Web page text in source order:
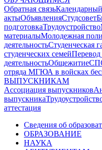
Обратная связь
актыОбъявленияСтудсовет
подготовкаТрудоустройство
материалыМолодежная
деятельностьСтуденческая
студенческих семейПеревод
деятельностьОбщежитие
отряда МГЮА в войсках
ВЫПУСКНИКАМ
Ассоциация выпускников
выпускника
аттестация
Сведения об
ОБРАЗОВАНИЕ
НАУКА